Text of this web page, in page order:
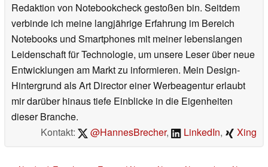
Redaktion von Notebookcheck gestoßen bin. Seitdem
verbinde ich meine langjährige Erfahrung im Bereich
Notebooks und Smartphones mit meiner lebenslangen
Leidenschaft für Technologie, um unsere Leser über neue
Entwicklungen am Markt zu informieren. Mein Design-
Hintergrund als Art Director einer Werbeagentur erlaubt
mir darüber hinaus tiefe Einblicke in die Eigenheiten
dieser Branche.
Kontakt:
@HannesBrecher, LinkedIn, Xing